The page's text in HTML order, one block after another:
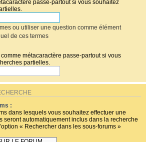
passe-partout si vous souhaitez
ou utiliser une question comme élément
de ces termes
métacaractère passe-partout si vous
partielles.
:
dans lesquels vous souhaitez effectuer une
seront automatiquement inclus dans la recherche
« Rechercher dans les sous-forums »